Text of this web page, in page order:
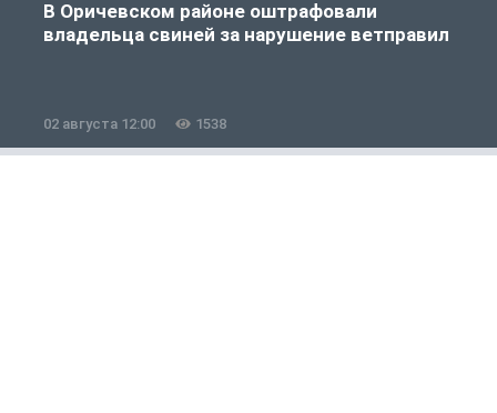
В Оричевском районе оштрафовали
владельца свиней за нарушение ветправил
02 августа 12:00 1538